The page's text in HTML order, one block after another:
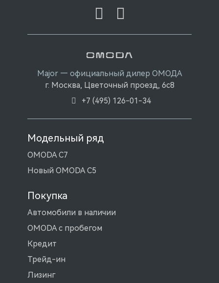
Major — официальный дилер ОМОДА
г. Москва, Цветочный проезд, 6с8
+7 (495) 126-01-34
Модельный ряд
OMODA C7
Новый OMODA C5
Покупка
Автомобили в наличии
OMODA с пробегом
Кредит
Трейд-ин
Лизинг